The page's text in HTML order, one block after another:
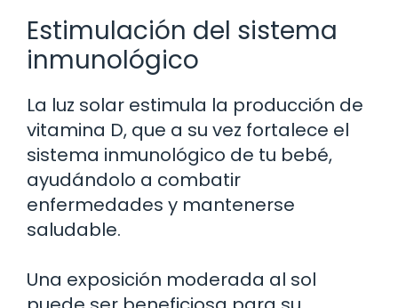
Estimulación del sistema
inmunológico
La luz solar estimula la producción de
vitamina D, que a su vez fortalece el
sistema inmunológico de tu bebé,
ayudándolo a combatir
enfermedades y mantenerse
saludable.
Una exposición moderada al sol